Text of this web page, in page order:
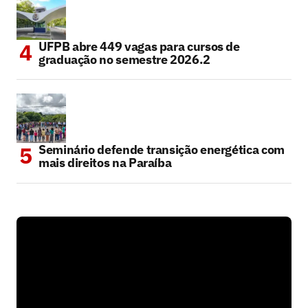
UFPB abre 449 vagas para cursos de
graduação no semestre 2026.2
Seminário defende transição energética com
mais direitos na Paraíba